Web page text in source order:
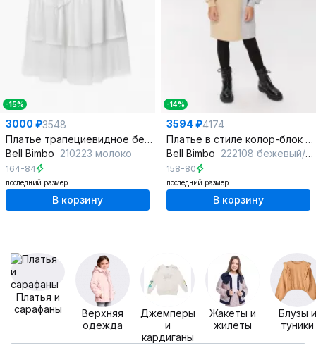
-15%
3000 ₽3548
Платье трапециевидное без рукавов с воротником-стойкой
Bell Bimbo 210223 молоко
164-84
последний размер
В корзину
-14%
3594 ₽4174
Платье в стиле колор-блок из трикотажа и хлопка
Bell Bimbo 222108 бежевый/серый меланж
158-80
последний размер
В корзину
Платья и
сарафаны
Верхняя
одежда
Джемперы
и
кардиганы
Жакеты и
жилеты
Блузы и
туники